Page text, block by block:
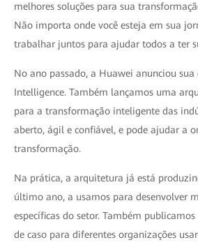
melhores soluções para sua
Não importa onde você esteja em sua
trabalhar juntos para ajudar todos a ter
No ano passado, a Huawei anunciou
Intelligence. Também lançamos uma
para a transformação inteligente das
aberto, ágil e confiável, e pode ajudar a
transformação.
Na prática, a arquitetura já está
último ano, a usamos para desenvolver
específicas do setor. Também
de caso para diferentes organizações